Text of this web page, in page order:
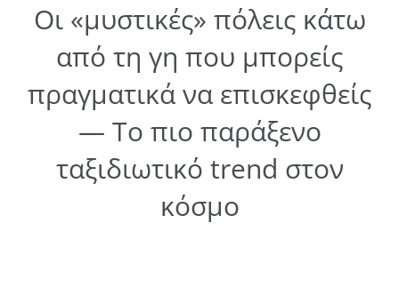
Οι «μυστικές» πόλεις κάτω
από τη γη που μπορείς
πραγματικά να επισκεφθείς
— Το πιο παράξενο
ταξιδιωτικό trend στον
κόσμο